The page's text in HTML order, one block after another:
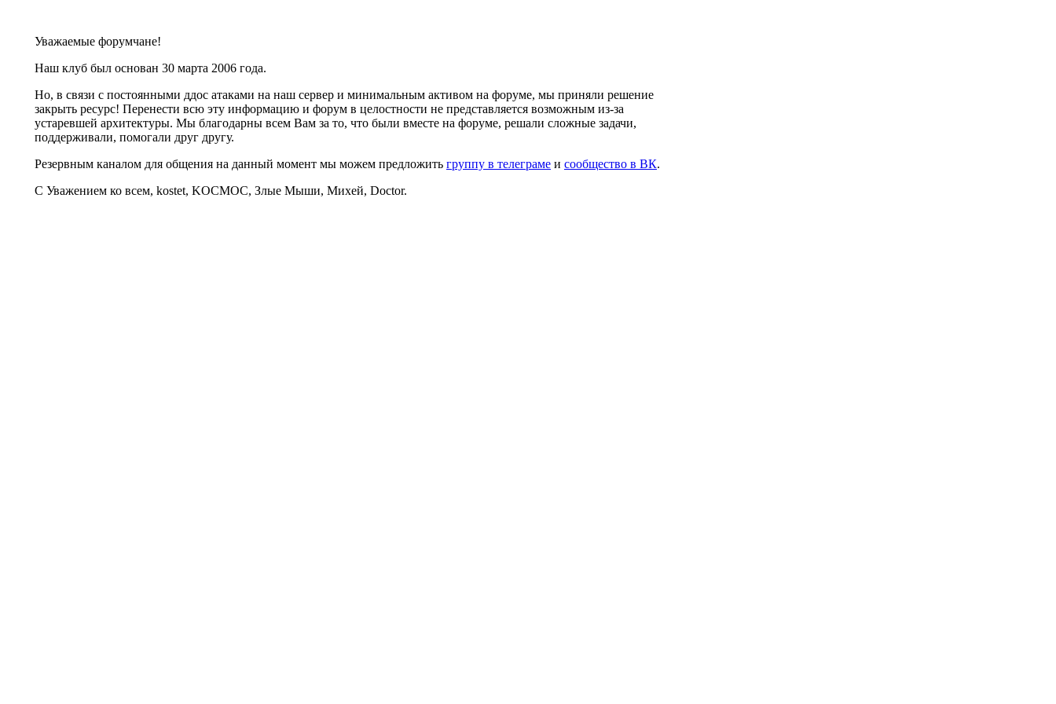
Уважаемые форумчане!
Наш клуб был основан 30 марта 2006 года.
Но, в связи с постоянными ддос атаками на наш сервер и минимальным активом на форуме, мы приняли решение
закрыть ресурс! Перенести всю эту информацию и форум в целостности не представляется возможным из-за
устаревшей архитектуры. Мы благодарны всем Вам за то, что были вместе на форуме, решали сложные задачи,
поддерживали, помогали друг другу.
Резервным каналом для общения на данный момент мы можем предложить группу в телеграме и сообщество в ВК.
С Уважением ко всем, kostet, KOCMOC, Злые Мыши, Михей, Doctor.